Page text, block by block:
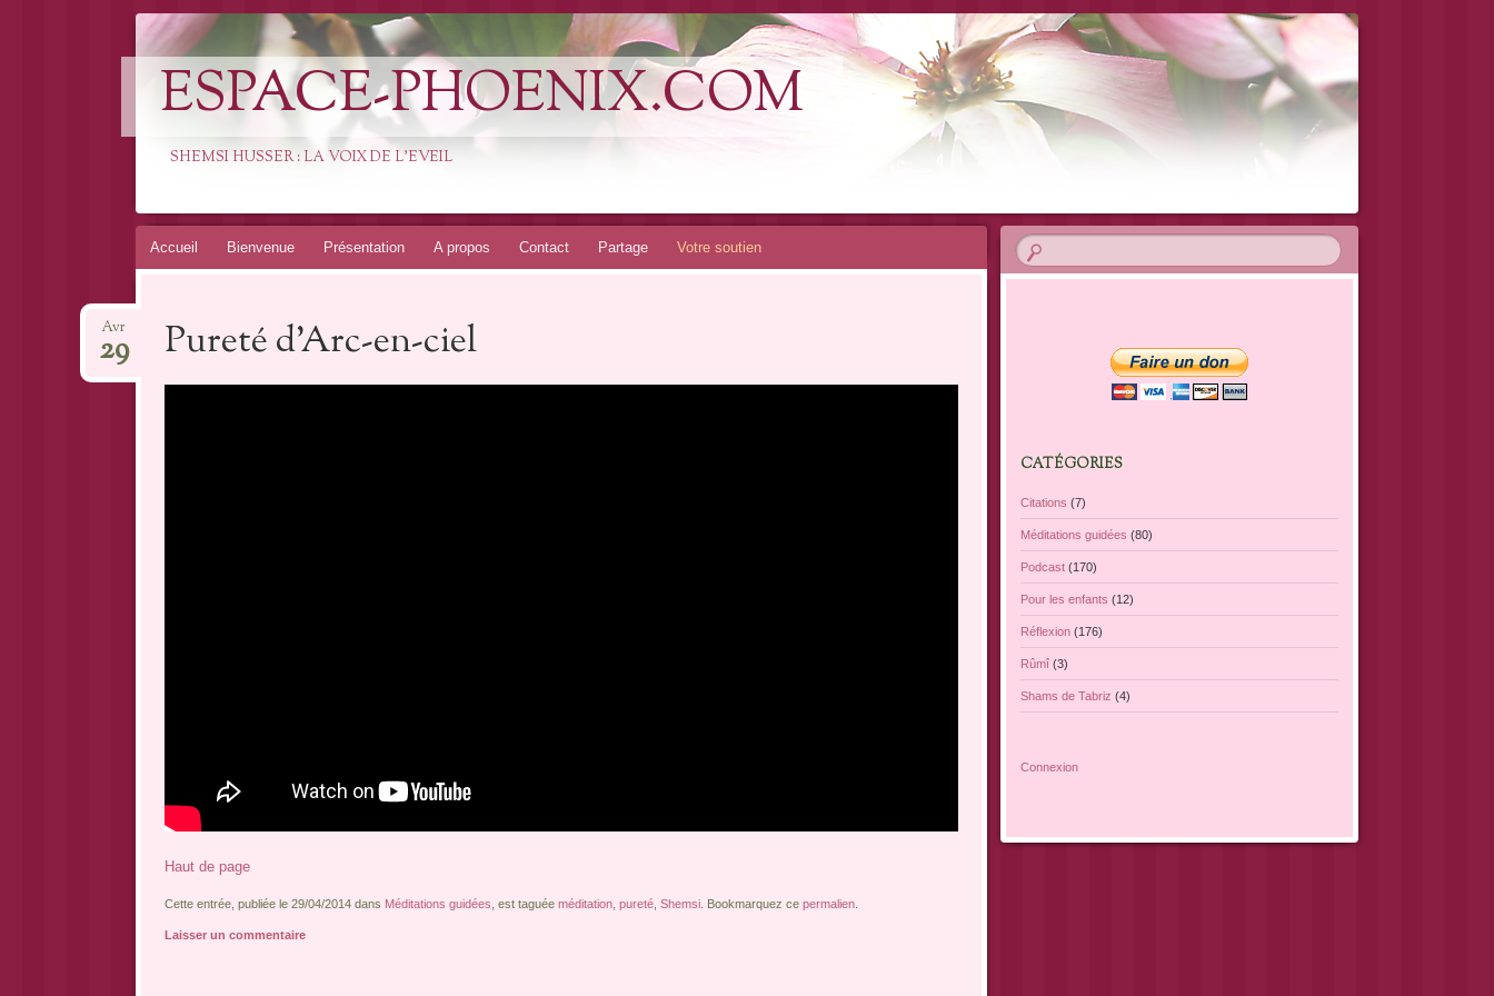
ESPACE-PHOENIX.COM
SHEMSI HUSSER : LA VOIX DE L'EVEIL
Aller
Accueil Bienvenue Présentation A propos Contact Partage Votre soutien
Pureté d’Arc-en-ciel
Avr
29
Haut de page
Cette entrée, publiée le 29/04/2014 dans Méditations guidées , est taguée méditation, pureté, Shemsi. Bookmarquez ce permalien.
Laisser un commentaire
CATÉGORIES
Citations (7)
Méditations guidées (80)
Podcast (170)
Pour les enfants (12)
Réflexion (176)
Rûmî (3)
Shams de Tabriz (4)
Connexion